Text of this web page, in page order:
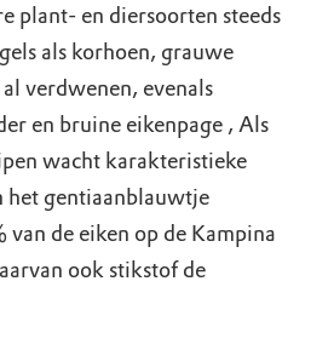
plant- en diersoorten steeds
als korhoen, grauwe
verdwenen, evenals
en bruine eikenpage , Als
wacht karakteristieke
het gentiaanblauwtje
de eiken op de Kampina
ook stikstof de